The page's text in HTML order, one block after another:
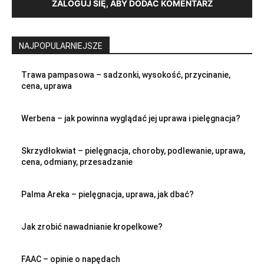
ZALOGUJ SIĘ, ABY DODAĆ KOMENTARZ
NAJPOPULARNIEJSZE
Trawa pampasowa – sadzonki, wysokość, przycinanie,
cena, uprawa
Werbena – jak powinna wyglądać jej uprawa i pielęgnacja?
Skrzydłokwiat – pielęgnacja, choroby, podlewanie, uprawa,
cena, odmiany, przesadzanie
Palma Areka – pielęgnacja, uprawa, jak dbać?
Jak zrobić nawadnianie kropelkowe?
FAAC – opinie o napędach